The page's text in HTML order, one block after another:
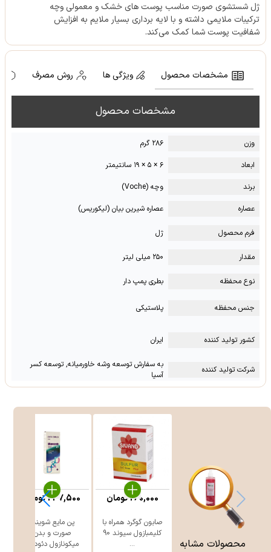
ژل شستشوی صورت مناسب پوست های خشک و معمولی وچه
ترکیبات ملایمی داشته و با لایه برداری بسیار ملایم به افزایش
شفافیت پوست شما کمک می‌کند.
مشخصات محصول ویژگی ها روش مصرف
مشخصات محصول
وزن
۲۸۶ گرم
ابعاد
۶ × ۵ × ۱۹ سانتیمتر
برند
وچه (Voche)
عصاره
عصاره شیرین بیان (لیکوریس)
فرم محصول ژل
مقدار ۲۵۰ میلی لیتر
نوع محفظه بطری پمپ دار
جنس محفظه پلاستیکی
کشور تولید کننده ایران
شرکت تولید کننده
به سفارش توسعه وشه خاورمیانه, توسعه کسر
آسیا
محصولات مشابه
صابون گوگرد همراه با
کلیمبازول سیوند 90
...
260,000تومان
پن مایع شوینده
صورت و بدن
میکونازول دئود ...
247,500تومان